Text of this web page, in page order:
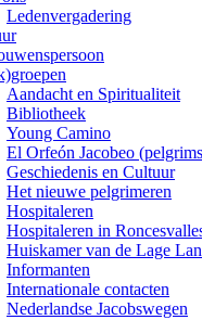
Ledenvergadering
Aandacht en Spiritualiteit
Bibliotheek
Young Camino
El Orfeón Jacobeo
Geschiedenis en Cultuur
Het nieuwe pelgrimeren
Hospitaleren
Hospitaleren in
Huiskamer van de Lage
Informanten
Internationale contacten
Nederlandse Jacobswegen